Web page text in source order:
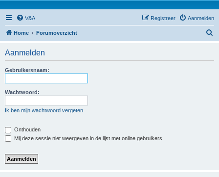
V&A Aanmelden
Registreer
Home Forumoverzicht
Aanmelden
Gebruikersnaam:
Wachtwoord:
Ik ben mijn wachtwoord vergeten
Onthouden
Mij deze sessie niet weergeven in de lijst met online gebruikers